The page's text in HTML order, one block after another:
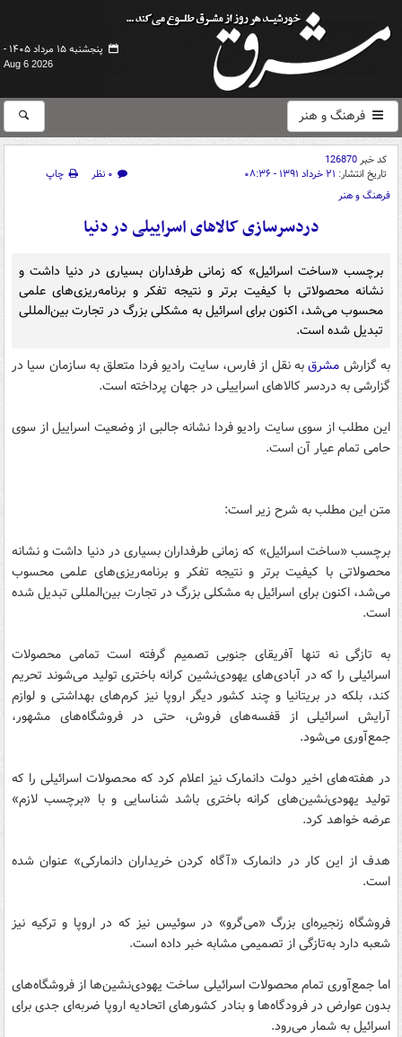
پنجشنبه ۱۵ مرداد ۱۴۰۵ -
Aug 6 2026
فرهنگ و هنر
کد خبر126870
تاریخ انتشار: ۲۱ خرداد ۱۳۹۱ - ۰۸:۳۶ ۰ نظر
چاپ
فرهنگ و هنر
دردسرسازی کالاهای اسراییلی در دنیا
برچسب «ساخت اسرائیل» که زمانی طرفداران بسیاری در دنیا داشت و
نشانه محصولاتی با کیفیت بر‌تر و نتیجه تفکر و برنامه‌ریزی‌های علمی
محسوب می‌شد، اکنون برای اسرائیل به مشکلی بزرگ در تجارت بین‌المللی
تبدیل شده است.
به گزارش مشرقبه نقل از فارس، سایت رادیو فردا متعلق به سازمان سیا در
گزارشی به دردسر کالاهای اسراییلی در جهان پرداخته است.
این مطلب از سوی سایت رادیو فردا نشانه جالبی از وضعیت اسراییل از سوی
حامی تمام عیار آن است.
متن این مطلب به شرح زیر است:
برچسب «ساخت اسرائیل» که زمانی طرفداران بسیاری در دنیا داشت و نشانه
محصولاتی با کیفیت بر‌تر و نتیجه تفکر و برنامه‌ریزی‌های علمی محسوب
می‌شد، اکنون برای اسرائیل به مشکلی بزرگ در تجارت بین‌المللی تبدیل شده
است.
به تازگی نه تنها آفریقای جنوبی تصمیم گرفته است تمامی محصولات
اسرائیلی را که در آبادی‌های یهودی‌نشین کرانه باختری تولید می‌شوند تحریم
کند، بلکه در بریتانیا و چند کشور دیگر اروپا نیز کرم‌های بهداشتی و لوازم
آرایش اسرائیلی از قفسه‌های فروش، حتی در فروشگاه‌های مشهور،
جمع‌آوری می‌شود.
در هفته‌های اخیر دولت دانمارک نیز اعلام کرد که محصولات اسرائیلی را که
تولید یهودی‌نشین‌های کرانه باختری باشد شناسایی و با «برچسب لازم»
عرضه خواهد کرد.
هدف از این کار در دانمارک «آگاه کردن خریداران دانمارکی» عنوان شده
است.
فروشگاه‌ زنجیره‌ای بزرگ «می‌گرو» در سوئیس نیز که در اروپا و ترکیه نیز
شعبه‌ دارد به‌تازگی از تصمیمی مشابه خبر داده است.
اما جمع‌آوری تمام محصولات اسرائیلی ساخت یهودی‌نشین‌ها از فروشگاه‌های
بدون عوارض در فرودگاه‌ها و بنادر کشورهای اتحادیه اروپا ضربه‌ای جدی برای
اسرائیل به شمار می‌رود.